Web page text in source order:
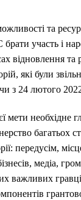
та
участь і
відновлення та
які були
з 24 лютого
мети необхідне
багатьох
передусім,
медіа,
важливих